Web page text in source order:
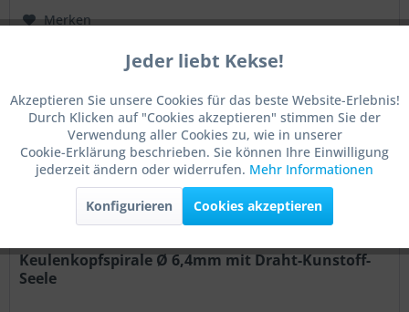
Merken
Keulenkopfspirale Ø 6,4mm mit Draht-Kunstoff-
Seele
Marketing Aktiv
Tracking Aktiv
Aktiv
Sonstige
Jeder liebt Kekse!
Akzeptieren Sie unsere Cookies für das beste Website-Erlebnis!
Durch Klicken auf "Cookies akzeptieren" stimmen Sie der
Verwendung aller Cookies zu, wie in unserer
Cookie-Erklärung beschrieben. Sie können Ihre Einwilligung
jederzeit ändern oder widerrufen. Mehr Informationen
Konfigurieren Cookies akzeptieren